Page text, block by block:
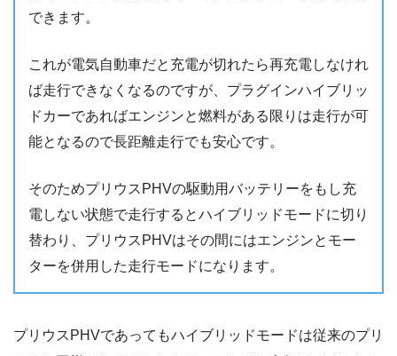
できます。
これが電気自動車だと充電が切れたら再充電しなけれ
ば走行できなくなるのですが、プラグインハイブリッ
ドカーであればエンジンと燃料がある限りは走行が可
能となるので長距離走行でも安心です。
そのためプリウスPHVの駆動用バッテリーをもし充
電しない状態で走行するとハイブリッドモードに切り
替わり、プリウスPHVはその間にはエンジンとモー
ターを併用した走行モードになります。
プリウスPHVであってもハイブリッドモードは従来のプリ